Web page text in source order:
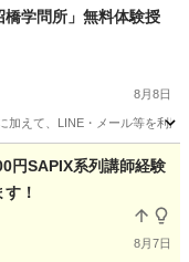
学問所」無料体験授
8月8日
えて、LINE・メール等を利
円SAPIX系列講師経験
！
8月7日